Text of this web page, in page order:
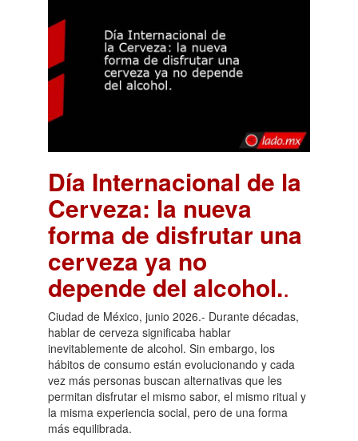
Día Internacional de la
Cerveza: la nueva
forma de disfrutar una
cerveza ya no
depende del alcohol..
Ciudad de México, junio 2026.- Durante décadas,
hablar de cerveza significaba hablar
inevitablemente de alcohol. Sin embargo, los
hábitos de consumo están evolucionando y cada
vez más personas buscan alternativas que les
permitan disfrutar el mismo sabor, el mismo ritual y
la misma experiencia social, pero de una forma
más equilibrada.